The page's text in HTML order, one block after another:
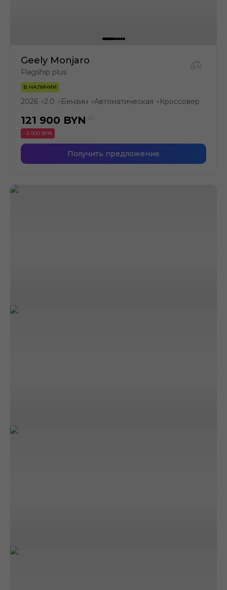
Geely Monjaro
Flagship plus
В НАЛИЧИИ
2026 ●2.0 ● Бензин ●Автоматическая ● Кроссовер
121 900 BYN
- 5 000 BYN
Получить предложение